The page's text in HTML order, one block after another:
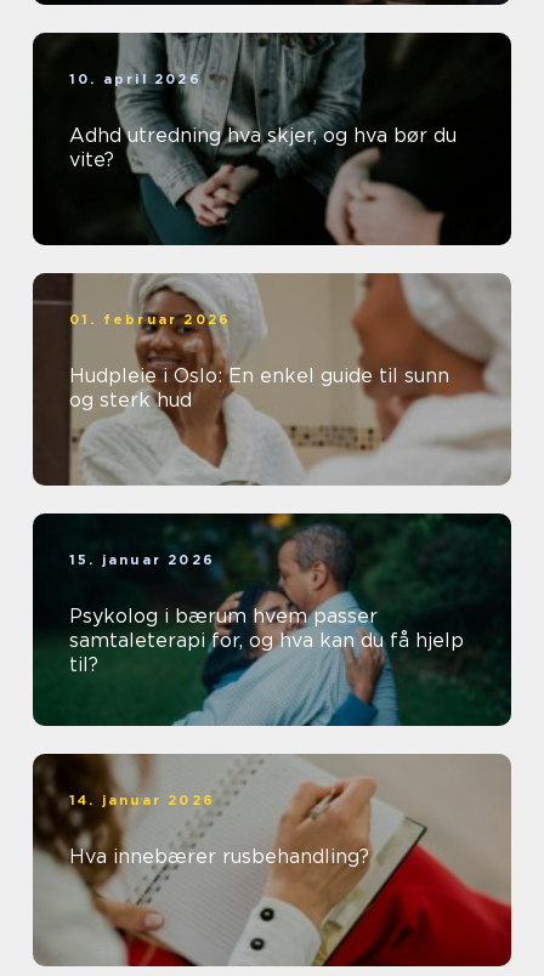
10. april 2026
Adhd utredning hva skjer, og hva bør du
vite?
01. februar 2026
Hudpleie i Oslo: En enkel guide til sunn
og sterk hud
15. januar 2026
Psykolog i bærum hvem passer
samtaleterapi for, og hva kan du få hjelp
til?
14. januar 2026
Hva innebærer rusbehandling?